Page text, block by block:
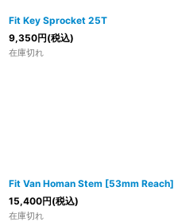
Fit Key Sprocket 25T
9,350円(税込)
在庫切れ
Fit Van Homan Stem [53mm Reach]
15,400円(税込)
在庫切れ